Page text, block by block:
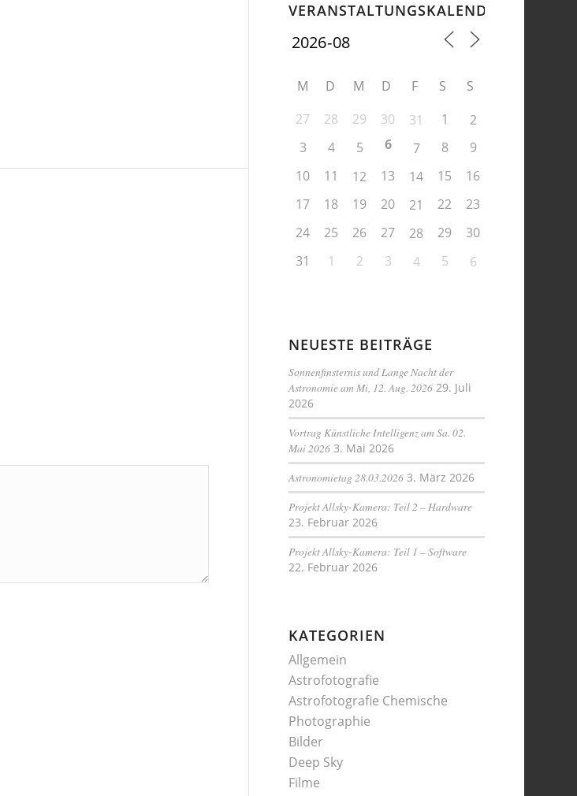
VERANSTALTUNGSKALENDER
M D M D F S
S
27
28 29 30 31 1
2
3
4 5 6 7 8
9
10
11 12 13 14 15
16
17
18 19 20 21 22
23
24
25 26 27 28 29
30
31
1 2 3 4 5 6
NEUESTE BEITRÄGE
Sonnenfinsternis und Lange Nacht der
Astronomie am Mi, 12. Aug. 2026 29. Juli
2026
Vortrag Künstliche Intelligenz am Sa. 02.
Mai 2026 3. Mai 2026
Astronomietag 28.03.2026 3. März 2026
Projekt Allsky-Kamera: Teil 2 – Hardware
23. Februar 2026
Projekt Allsky-Kamera: Teil 1 – Software
22. Februar 2026
KATEGORIEN
Allgemein
Astrofotografie
Astrofotografie Chemische
Photographie
Bilder
Deep Sky
Filme